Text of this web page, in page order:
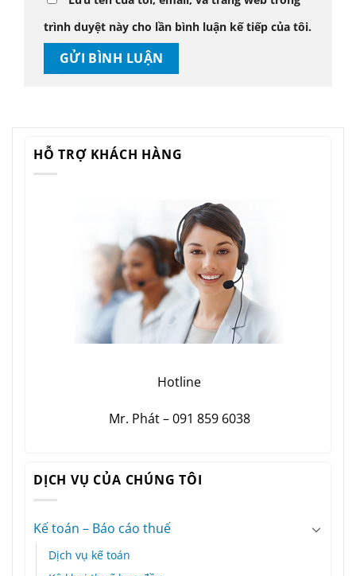
HỖ TRỢ KHÁCH HÀNG
Hotline
Mr. Phát – 091 859 6038
DỊCH VỤ CỦA CHÚNG TÔI
Kế toán – Báo cáo thuế
Dịch vụ kế toán
trình duyệt này cho lần bình luận kế tiếp của tôi.